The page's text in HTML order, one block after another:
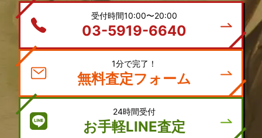
受付時間10:00〜20:00
03-5919-6640
1分で完了！
無料査定フォーム
24時間受付
お手軽LINE査定